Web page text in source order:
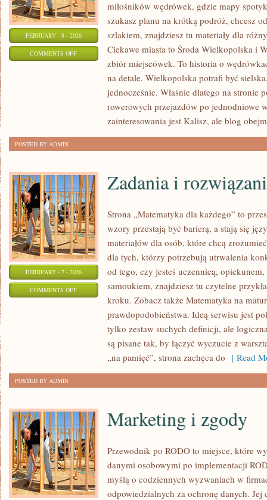
FEBRUARY - 8 - 2026
COMMENTS OFFON
SZAMOTUŁY
miłośników wędrówek, gdzie mapy
szukasz planu na krótką podróż, chcesz
szlakiem, znajdziesz tu materiały dla
Ciekawe miasta to Środa Wielkopolska i
zbiór miejscówek. To historia o
na detale. Wielkopolska potrafi być
jednocześnie. Właśnie dlatego na stronie
rowerowych przejazdów po jednodniowe
zainteresowania jest Kalisz, ale blog
POSTED BY ADMIN
FEBRUARY - 7 - 2026
COMMENTS OFFON
ROZWIĄZANIA
Zadania i
Strona „Matematyka dla każdego” to
wzory przestają być barierą, a stają się
materiałów dla osób, które chcą
dla tych, którzy potrzebują utrwalenia
od tego, czy jesteś uczennicą,
samoukiem, znajdziesz tu czytelne
kroku. Zobacz także Matematyka na
prawdopodobieństwa. Ideą serwisu jest
tylko zestaw suchych definicji, ale
są pisane tak, by łączyć wyczucie z
„na pamięć”, strona zachęca do [ Read
POSTED BY ADMIN
Marketing i zgody
Przewodnik po RODO to miejsce, które
danymi osobowymi po implementacji
myślą o codziennych wyzwaniach w
odpowiedzialnych za ochronę danych. Jej